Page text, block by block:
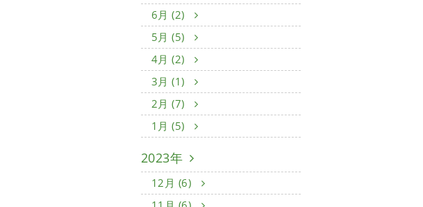
6月 (2)
5月 (5)
4月 (2)
3月 (1)
2月 (7)
1月 (5)
2023年
12月 (6)